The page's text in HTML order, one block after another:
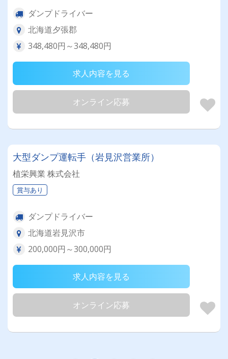
ダンプドライバー
北海道夕張郡
348,480円～348,480円
求人内容を見る
オンライン応募
大型ダンプ運転手（岩見沢営業所）
植栄興業 株式会社
賞与あり
ダンプドライバー
北海道岩見沢市
200,000円～300,000円
求人内容を見る
オンライン応募